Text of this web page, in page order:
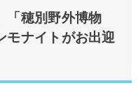
「穂別野外博物
モナイトがお出迎